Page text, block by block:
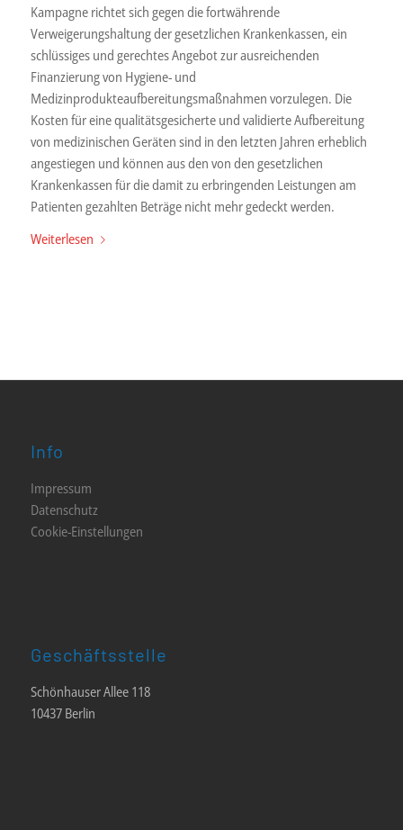
Kampagne richtet sich gegen die fortwährende
Verweigerungshaltung der gesetzlichen Krankenkassen, ein
schlüssiges und gerechtes Angebot zur ausreichenden
Finanzierung von Hygiene- und
Medizinprodukteaufbereitungsmaßnahmen vorzulegen. Die
Kosten für eine qualitätsgesicherte und validierte Aufbereitung
von medizinischen Geräten sind in den letzten Jahren erheblich
angestiegen und können aus den von den gesetzlichen
Krankenkassen für die damit zu erbringenden Leistungen am
Patienten gezahlten Beträge nicht mehr gedeckt werden.
Weiterlesen
Info
Impressum
Datenschutz
Cookie-Einstellungen
Geschäftsstelle
Schönhauser Allee 118
10437 Berlin